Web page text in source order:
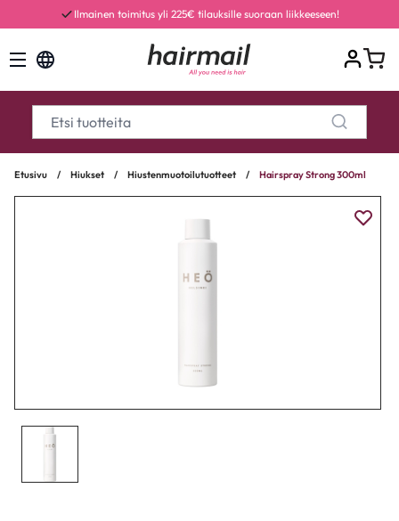
Ilmainen toimitus yli 225€ tilauksille suoraan liikkeeseen!
Etusivu / Hiukset / Hiustenmuotoilutuotteet / Hairspray Strong 300ml